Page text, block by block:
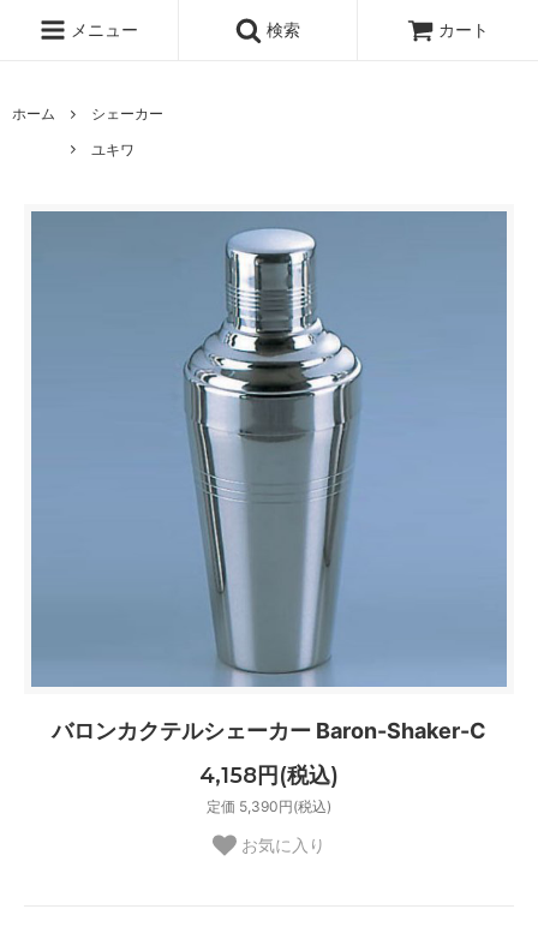
メニュー 検索 カート
ホーム
シェーカー
ユキワ
バロンカクテルシェーカー Baron-Shaker-C
4,158円(税込)
定価 5,390円(税込)
お気に入り